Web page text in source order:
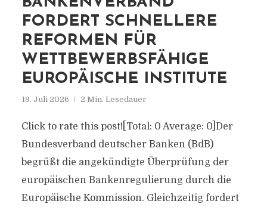
FORDERT SCHNELLERE
REFORMEN FÜR
WETTBEWERBSFÄHIGE
EUROPÄISCHE INSTITUTE
19. Juli 2026 2 Min. Lesedauer
Click to rate this post![Total: 0 Average: 0]Der
Bundesverband deutscher Banken (BdB)
begrüßt die angekündigte Überprüfung der
europäischen Bankenregulierung durch die
Europäische Kommission. Gleichzeitig fordert